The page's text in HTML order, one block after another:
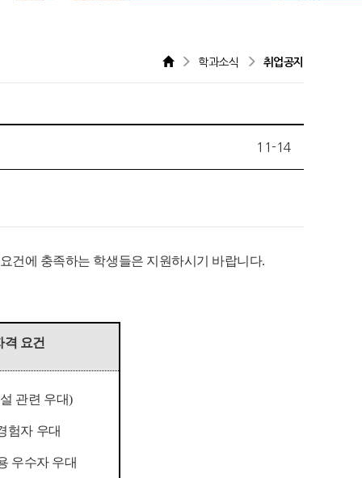
학과소식 취업공지
11-14
건에 충족하는 학생들은 지원하시기 바랍니다.
격 요건
관련 우대)
험자 우대
우수자 우대